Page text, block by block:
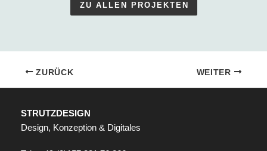
ZU ALLEN PROJEKTEN
ZURÜCK WEITER
STRUTZDESIGN
Design, Konzeption & Digitales